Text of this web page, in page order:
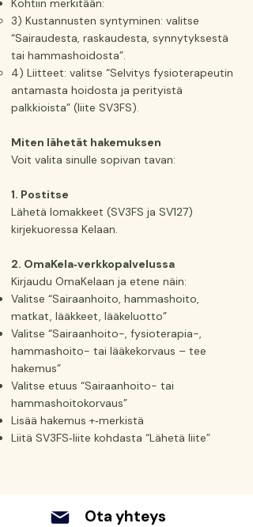
Kohtiin merkitään:
3) Kustannusten syntyminen: valitse
“Sairaudesta, raskaudesta, synnytyksestä
tai hammashoidosta”.
4) Liitteet: valitse “Selvitys fysioterapeutin
antamasta hoidosta ja perityistä
palkkioista” (liite SV3FS).
Miten lähetät hakemuksen
Voit valita sinulle sopivan tavan:
1. Postitse
Lähetä lomakkeet (SV3FS ja SV127)
kirjekuoressa Kelaan.
2. OmaKela‑verkkopalvelussa
Kirjaudu OmaKelaan ja etene näin:
Valitse “Sairaanhoito, hammashoito,
matkat, lääkkeet, lääkeluotto”
Valitse “Sairaanhoito-, fysioterapia-,
hammashoito- tai lääkekorvaus – tee
hakemus”
Valitse etuus “Sairaanhoito- tai
hammashoitokorvaus”
Lisää hakemus +‑merkistä
Liitä SV3FS‑liite kohdasta “Lähetä liite”
Ota yhteys